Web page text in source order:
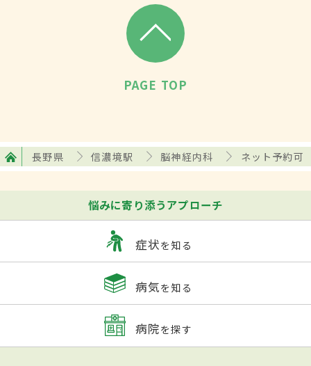
PAGE TOP
長野県 信濃境駅 脳神経内科 ネット予約可
悩みに寄り添うアプローチ
症状を知る
病気を知る
病院を探す